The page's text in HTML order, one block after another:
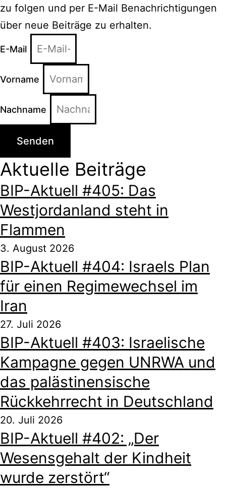
zu folgen und per E-Mail Benachrichtigungen
über neue Beiträge zu erhalten.
E-Mail
Vorname
Nachname
Senden
Aktuelle Beiträge
BIP-Aktuell #405: Das
Westjordanland steht in
Flammen
3. August 2026
BIP-Aktuell #404: Israels Plan
für einen Regimewechsel im
Iran
27. Juli 2026
BIP-Aktuell #403: Israelische
Kampagne gegen UNRWA und
das palästinensische
Rückkehrrecht in Deutschland
20. Juli 2026
BIP-Aktuell #402: „Der
Wesensgehalt der Kindheit
wurde zerstört“